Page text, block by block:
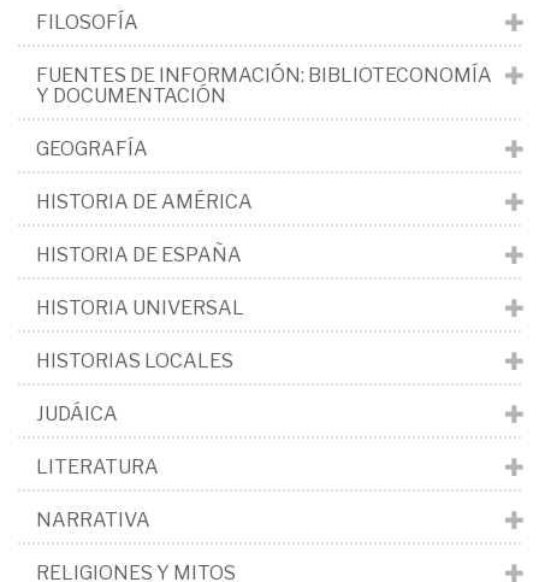
FILOSOFÍA
FUENTES DE INFORMACIÓN: BIBLIOTECONOMÍA
Y DOCUMENTACIÓN
GEOGRAFÍA
HISTORIA DE AMÉRICA
HISTORIA DE ESPAÑA
HISTORIA UNIVERSAL
HISTORIAS LOCALES
JUDÁICA
LITERATURA
NARRATIVA
RELIGIONES Y MITOS